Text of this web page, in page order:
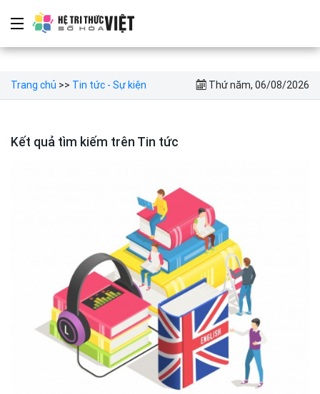
Trang chủ >> Tin tức - Sự kiện Thứ năm, 06/08/2026
Kết quả tìm kiếm trên Tin tức